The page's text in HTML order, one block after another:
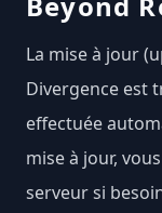
La mise à jour
Divergence est
effectuée
mise à jour,
serveur si